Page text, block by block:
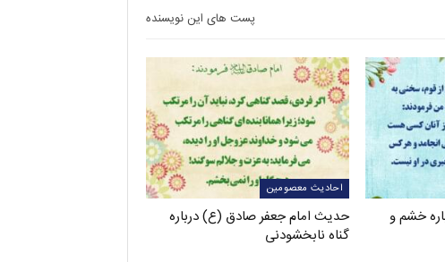
پست های این نویسنده
خشم و
احادیث معصومین
حدیث امام جعفر صادق (ع) درباره
گناه نابخشودنی